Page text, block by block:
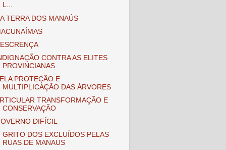
L...
TERRA DOS MANAÚS
CONTRA AS ELITES
PROVINCIANAS
PROTEÇÃO E
MULTIPLICAÇÃO DAS ÁRVORES
TRANSFORMAÇÃO E
CONSERVAÇÃO
DIFÍCIL
GRITO DOS EXCLUÍDOS PELAS
RUAS DE MANAUS